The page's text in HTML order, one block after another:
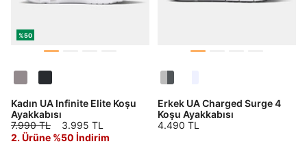
%50
Kadın UA Infinite Elite Koşu
Ayakkabısı
7.990 TL
3.995 TL
2. Ürüne %50 İndirim
Erkek UA Charged Surge 4
Koşu Ayakkabısı
4.490 TL